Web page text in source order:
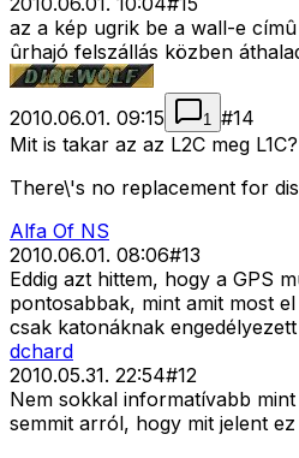
az a kép ugrik be a wall-e
ûrhajó felszállás közben
2010.06.01. 09:15 1 #14
Mit is takar az az L2C meg L1C?
There\'s no replacement for
Alfa Of NS
2010.06.01. 08:06#13
Eddig azt hittem, hogy a GPS
pontosabbak, mint amit most
csak katonáknak
dchard
2010.05.31. 22:54#12
Nem sokkal informatívabb
semmit arról, hogy mit jelent